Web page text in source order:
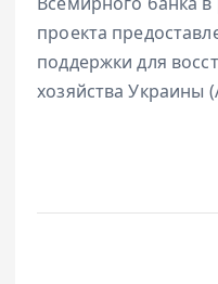
проекта
поддержки для
хозяйства Украины